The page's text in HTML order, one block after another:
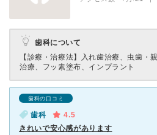
歯科について
【診療・治療法】
入れ歯治療、虫歯・
治療、フッ素塗布、インプラント
歯科の口コミ
歯科
4.5
きれいで安心感があります